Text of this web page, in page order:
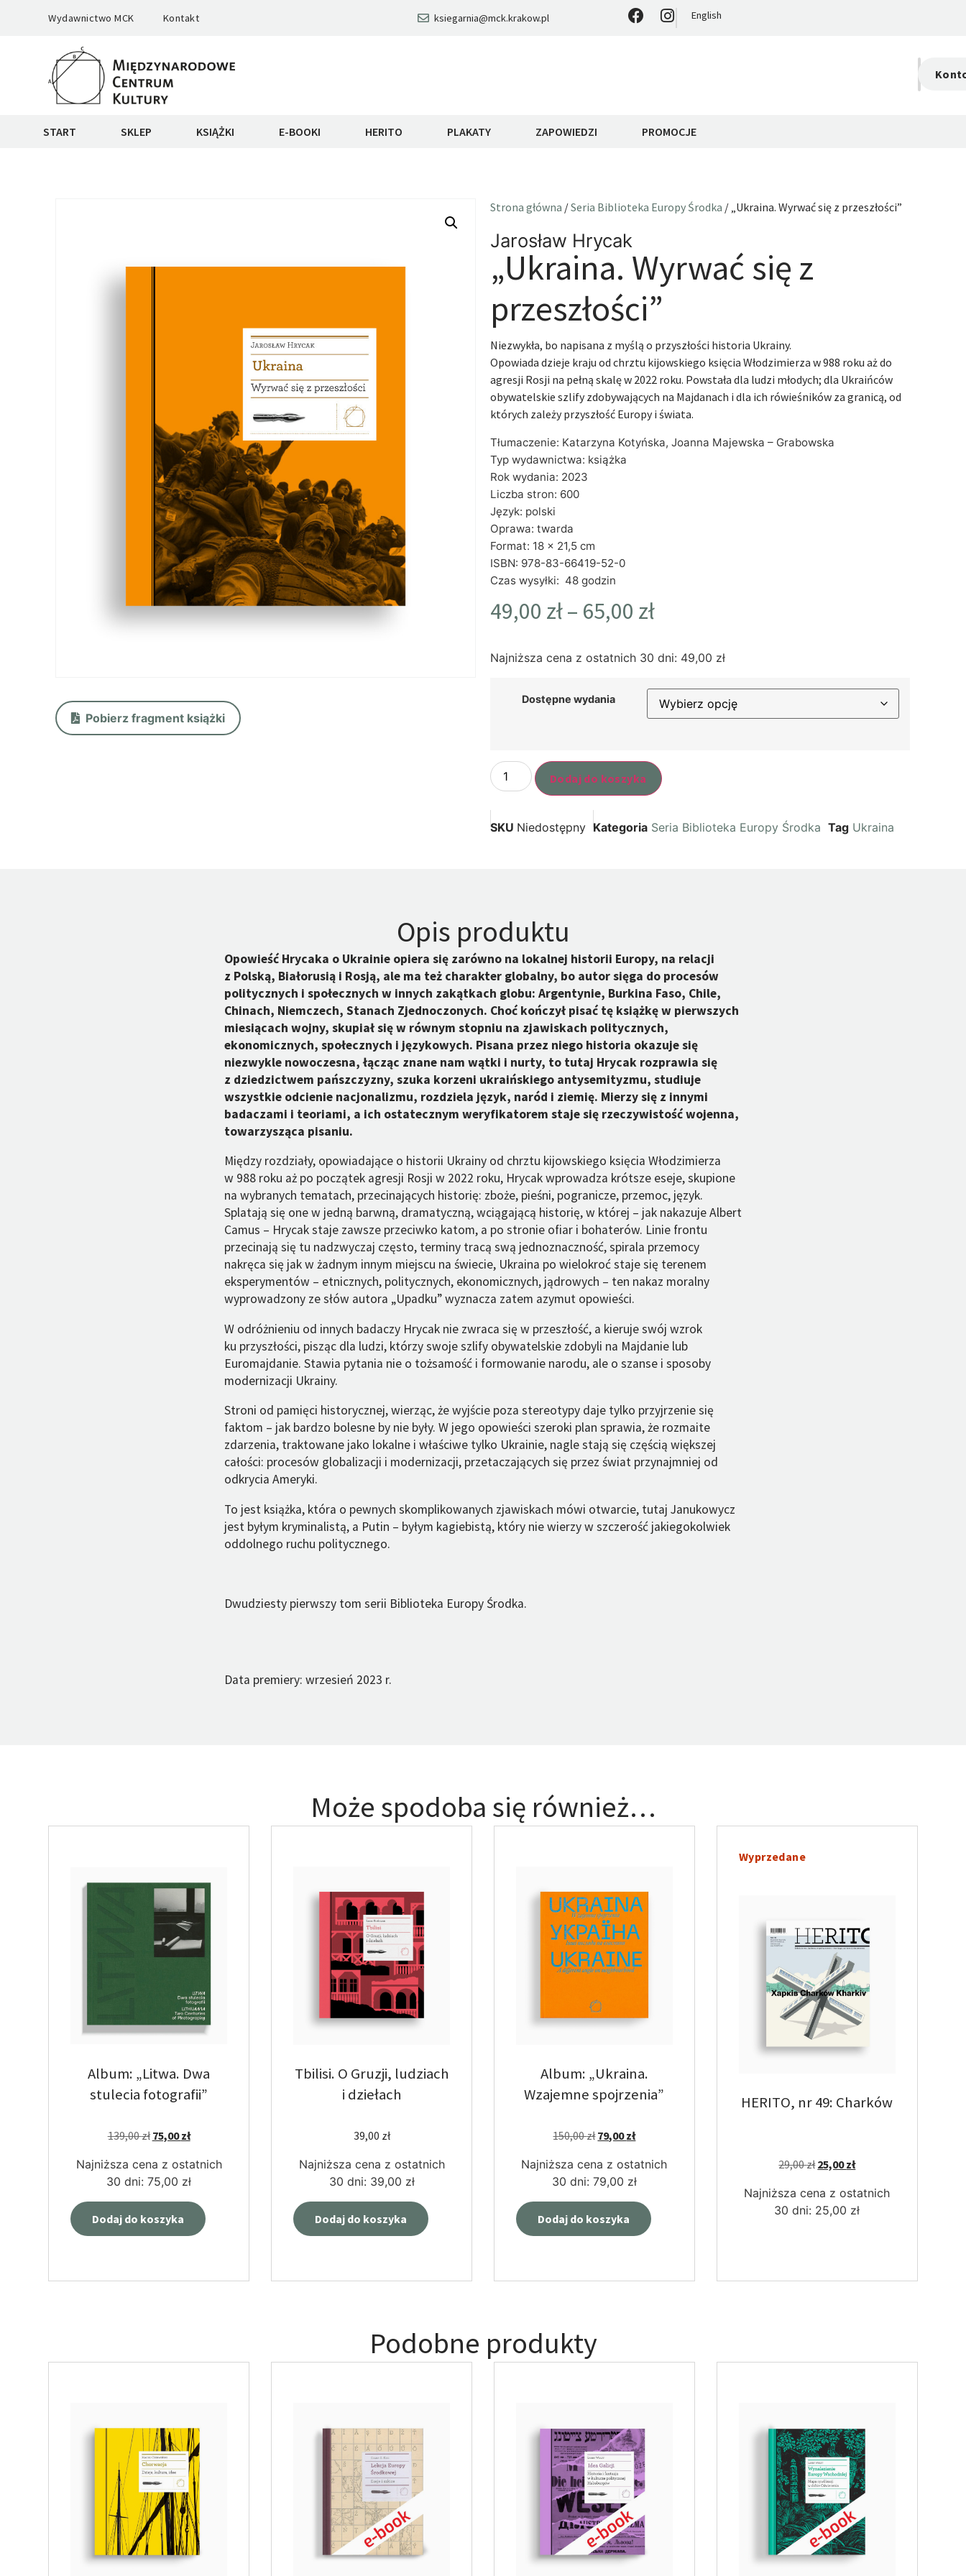
Wydawnictwo MCK Kontakt ksiegarnia@mck.krakow.pl English
START SKLEP KSIĄŻKI E-BOOKI HERITO PLAKATY ZAPOWIEDZI PROMOCJE
Pobierz fragment książki
Strona główna /Seria Biblioteka Europy Środka / „Ukraina. Wyrwać się z przeszłości”
Jarosław Hrycak
„Ukraina. Wyrwać się z
przeszłości”
Niezwykła, bo napisana z myślą o przyszłości historia Ukrainy.
Opowiada dzieje kraju od chrztu kijowskiego księcia Włodzimierza w 988 roku aż do
agresji Rosji na pełną skalę w 2022 roku. Powstała dla ludzi młodych; dla Ukraińców
obywatelskie szlify zdobywających na Majdanach i dla ich rówieśników za granicą, od
których zależy przyszłość Europy i świata.
Tłumaczenie: Katarzyna Kotyńska, Joanna Majewska – Grabowska
Typ wydawnictwa: książka
Rok wydania: 2023
Liczba stron: 600
Język: polski
Oprawa: twarda
Format: 18 x 21,5 cm
ISBN: 978-83-66419-52-0
Czas wysyłki: 48 godzin
49,00 zł– 65,00 zł
Najniższa cena z ostatnich 30 dni: 49,00 zł
Dostępne wydania
Dodaj do koszyka
SKU Niedostępny Kategoria Seria Biblioteka Europy Środka Tag Ukraina
Opis produktu
Opowieść Hrycaka o Ukrainie opiera się zarówno na lokalnej historii Europy, na relacji
z Polską, Białorusią i Rosją, ale ma też charakter globalny, bo autor sięga do procesów
politycznych i społecznych w innych zakątkach globu: Argentynie, Burkina Faso, Chile,
Chinach, Niemczech, Stanach Zjednoczonych. Choć kończył pisać tę książkę w pierwszych
miesiącach wojny, skupiał się w równym stopniu na zjawiskach politycznych,
ekonomicznych, społecznych i językowych. Pisana przez niego historia okazuje się
niezwykle nowoczesna, łącząc znane nam wątki i nurty, to tutaj Hrycak rozprawia się
z dziedzictwem pańszczyzny, szuka korzeni ukraińskiego antysemityzmu, studiuje
wszystkie odcienie nacjonalizmu, rozdziela język, naród i ziemię. Mierzy się z innymi
badaczami i teoriami, a ich ostatecznym weryfikatorem staje się rzeczywistość wojenna,
towarzysząca pisaniu.
Między rozdziały, opowiadające o historii Ukrainy od chrztu kijowskiego księcia Włodzimierza
w 988 roku aż po początek agresji Rosji w 2022 roku, Hrycak wprowadza krótsze eseje, skupione
na wybranych tematach, przecinających historię: zboże, pieśni, pogranicze, przemoc, język.
Splatają się one w jedną barwną, dramatyczną, wciągającą historię, w której – jak nakazuje Albert
Camus – Hrycak staje zawsze przeciwko katom, a po stronie ofiar i bohaterów. Linie frontu
przecinają się tu nadzwyczaj często, terminy tracą swą jednoznaczność, spirala przemocy
nakręca się jak w żadnym innym miejscu na świecie, Ukraina po wielokroć staje się terenem
eksperymentów – etnicznych, politycznych, ekonomicznych, jądrowych – ten nakaz moralny
wyprowadzony ze słów autora „Upadku” wyznacza zatem azymut opowieści.
W odróżnieniu od innych badaczy Hrycak nie zwraca się w przeszłość, a kieruje swój wzrok
ku przyszłości, pisząc dla ludzi, którzy swoje szlify obywatelskie zdobyli na Majdanie lub
Euromajdanie. Stawia pytania nie o tożsamość i formowanie narodu, ale o szanse i sposoby
modernizacji Ukrainy.
Stroni od pamięci historycznej, wierząc, że wyjście poza stereotypy daje tylko przyjrzenie się
faktom – jak bardzo bolesne by nie były. W jego opowieści szeroki plan sprawia, że rozmaite
zdarzenia, traktowane jako lokalne i właściwe tylko Ukrainie, nagle stają się częścią większej
całości: procesów globalizacji i modernizacji, przetaczających się przez świat przynajmniej od
odkrycia Ameryki.
To jest książka, która o pewnych skomplikowanych zjawiskach mówi otwarcie, tutaj Janukowycz
jest byłym kryminalistą, a Putin – byłym kagiebistą, który nie wierzy w szczerość jakiegokolwiek
oddolnego ruchu politycznego.
Dwudziesty pierwszy tom serii Biblioteka Europy Środka.
Data premiery: wrzesień 2023 r.
Może spodoba się również…
Album: „Litwa. Dwa
stulecia fotografii”
139,00zł 75,00zł
Najniższa cena z ostatnich
30 dni:75,00 zł
Dodaj do koszyka
Tbilisi. O Gruzji, ludziach
i dziełach
39,00 zł
Najniższa cena z ostatnich
30 dni: 39,00 zł
Dodaj do koszyka
Album: „Ukraina.
Wzajemne spojrzenia”
150,00zł79,00zł
Najniższa cena z ostatnich
30 dni: 79,00 zł
Dodaj do koszyka
Wyprzedane
HERITO, nr 49: Charków
29,00zł25,00zł
Najniższa cena z ostatnich
30 dni: 25,00 zł
Podobne produkty